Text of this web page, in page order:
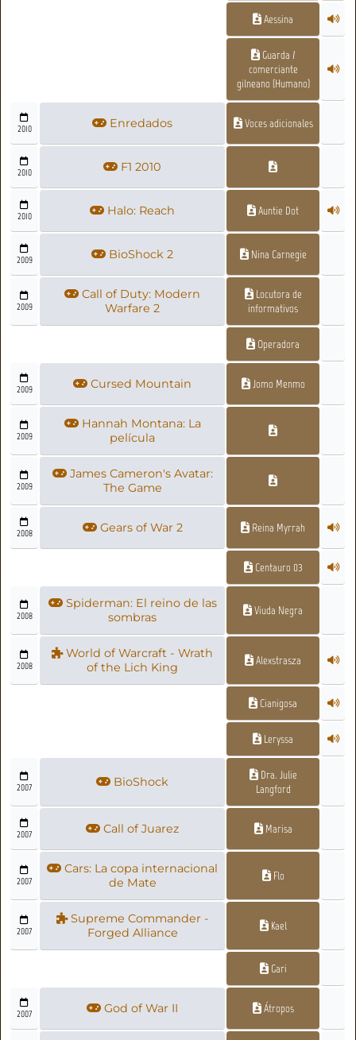
Aessina
Guarda /
comerciante
gilneano (Humano)
2010 Enredados Voces adicionales
2010 F1 2010
2010 Halo: Reach Auntie Dot
2009 BioShock 2 Nina Carnegie
2009
Call of Duty: Modern
Warfare 2
Locutora de
informativos
Operadora
2009 Cursed Mountain Jomo Menmo
2009
Hannah Montana: La
película
2009
James Cameron's Avatar:
The Game
2008 Gears of War 2 Reina Myrrah
Centauro 03
2008
Spiderman: El reino de las
sombras
Viuda Negra
2008
World of Warcraft - Wrath
of the Lich King
Alexstrasza
Cianigosa
Leryssa
2007 BioShock
Dra. Julie
Langford
2007 Call of Juarez Marisa
2007
Cars: La copa internacional
de Mate
Flo
2007
Supreme Commander -
Forged Alliance
Kael
Gari
2007 God of War II Átropos